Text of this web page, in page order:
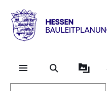
Hessen
Bauleitplanung